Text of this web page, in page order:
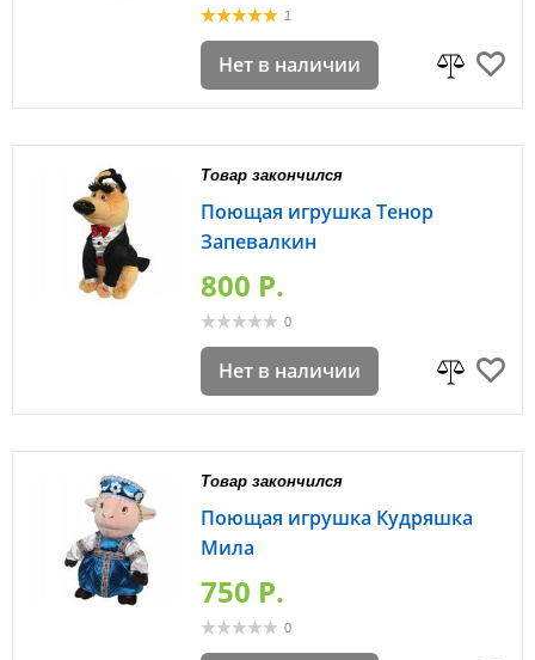
1
Нет в наличии
Товар закончился
Поющая игрушка Тенор
Запевалкин
800 P.
0
Нет в наличии
Товар закончился
Поющая игрушка Кудряшка
Мила
750 P.
0